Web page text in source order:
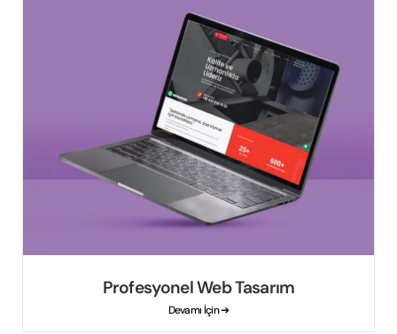
Profesyonel Web Tasarım
Devamı İçin ➔